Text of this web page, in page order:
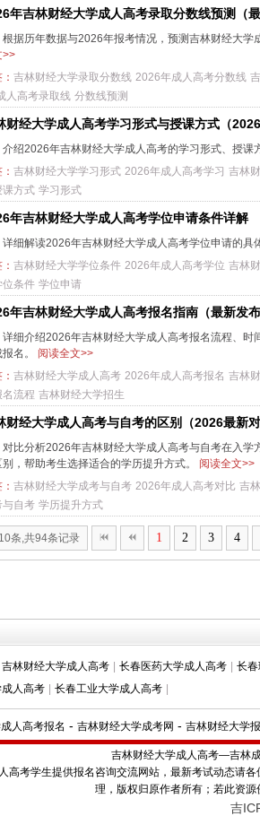
年吉林财经大学成人高考录取分数线预测（
根据历年数据与2026年报考情况，预测吉林财经大
>>
吉林财经大学录取分数线 2026年成人高考分数线
人高考录取线 分数线预测
财经大学成人高考学习形式与授课方式（
介绍2026年吉林财经大学成人高考的学习形式、授
吉林财经大学学习形式 2026年成人高考学习 吉林
课方式 学习形式
年吉林财经大学成人高考学位申请条件详解
详细解读2026年吉林财经大学成人高考学位申请的
吉林财经大学学位条件 2026年成人高考学位 吉林
位条件 学位申请
年吉林财经大学成人高考报名指南（最新发
详细介绍2026年吉林财经大学成人高考报名流程、时
名。
阅读全文>>
吉林财经大学成人高考 2026年成人高考报名 吉林
名流程 吉林财经大学招生
财经大学成人高考与自考的区别（2026最新
对比分析2026年吉林财经大学成人高考与自考在入学
别，帮助考生选择适合的学历提升方式。
阅读全文>>
吉林财经大学成考与自考 2026年成人高考对比 吉
与自考 学历提升方式
条,共94条记录 1 2 3 4
吉林财经大学成人高考 长春医药大学成人高考
长
人高考 长春工业大学成人高考
人高考报名 - 吉林财经大学成考网 - 吉林财经大学
吉林财经大学成人高考—吉林
高考学生提供报名咨询交流网站，最新考试动态请各
理，版权归原作者所有；若此资
吉